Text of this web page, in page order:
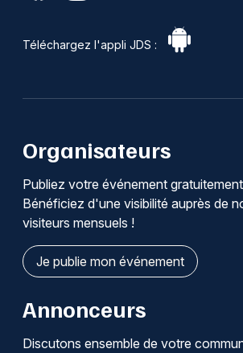
Téléchargez l'appli JDS :
Organisateurs
Publiez votre événement
Bénéficiez d'une visibilité auprès de
visiteurs mensuels !
Je publie mon événement
Annonceurs
Discutons ensemble de votre